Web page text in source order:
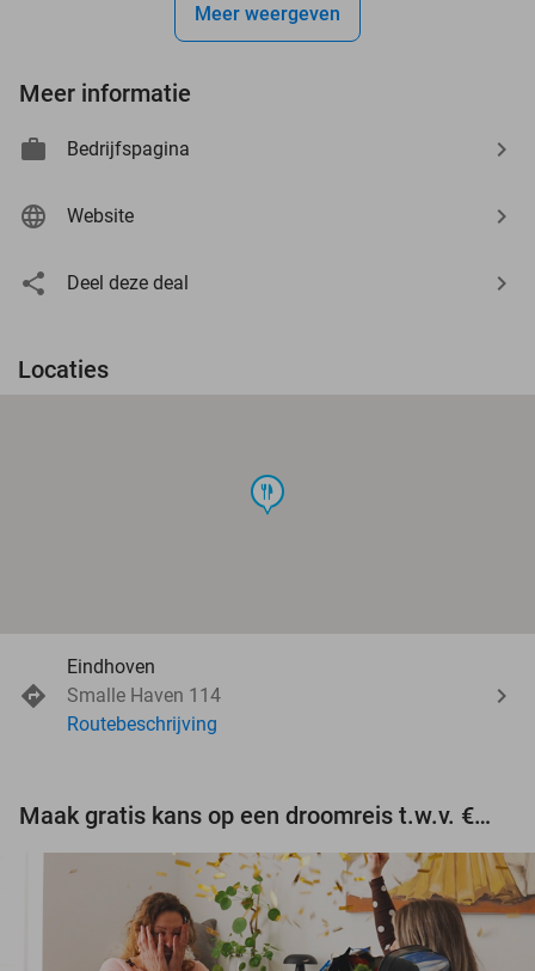
Meer weergeven
Meer informatie
Bedrijfspagina
Website
Deel deze deal
Locaties
food
Eindhoven
Smalle Haven 114
Routebeschrijving
Maak gratis kans op een droomreis t.w.v. €3.000!